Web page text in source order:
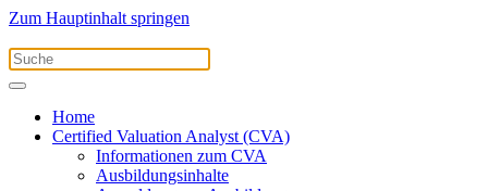
Zum Hauptinhalt springen
Home
Certified Valuation Analyst (CVA)
Informationen zum CVA
Ausbildungsinhalte